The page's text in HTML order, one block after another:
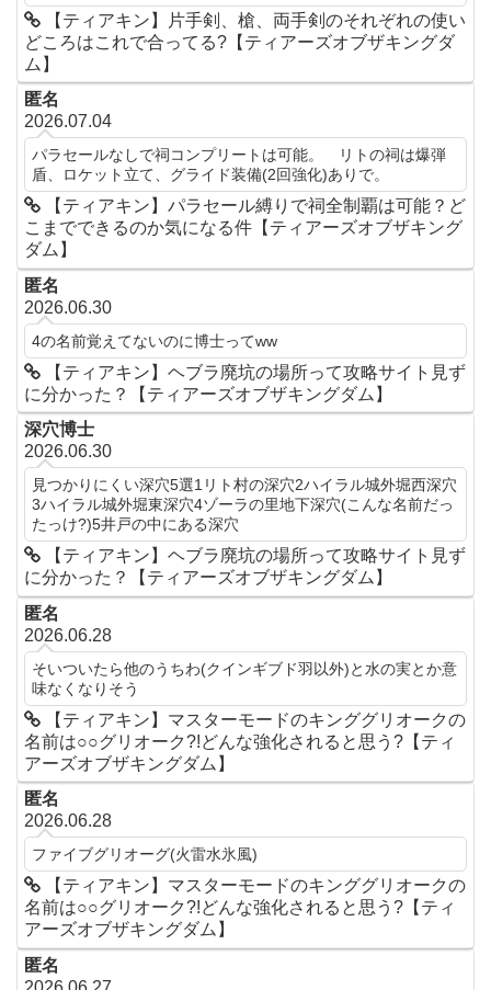
【ティアキン】片手剣、槍、両手剣のそれぞれの使い
どころはこれで合ってる?【ティアーズオブザキングダ
ム】
匿名
2026.07.04
パラセールなしで祠コンプリートは可能。 リトの祠は爆弾
盾、ロケット立て、グライド装備(2回強化)ありで。
【ティアキン】パラセール縛りで祠全制覇は可能？ど
こまでできるのか気になる件【ティアーズオブザキング
ダム】
匿名
2026.06.30
4の名前覚えてないのに博士ってww
【ティアキン】ヘブラ廃坑の場所って攻略サイト見ず
に分かった？【ティアーズオブザキングダム】
深穴博士
2026.06.30
見つかりにくい深穴5選1リト村の深穴2ハイラル城外堀西深穴
3ハイラル城外堀東深穴4ゾーラの里地下深穴(こんな名前だっ
たっけ?)5井戸の中にある深穴
【ティアキン】ヘブラ廃坑の場所って攻略サイト見ず
に分かった？【ティアーズオブザキングダム】
匿名
2026.06.28
そいついたら他のうちわ(クインギブド羽以外)と水の実とか意
味なくなりそう
【ティアキン】マスターモードのキンググリオークの
名前は○○グリオーク?!どんな強化されると思う?【ティ
アーズオブザキングダム】
匿名
2026.06.28
ファイブグリオーグ(火雷水氷風)
【ティアキン】マスターモードのキンググリオークの
名前は○○グリオーク?!どんな強化されると思う?【ティ
アーズオブザキングダム】
匿名